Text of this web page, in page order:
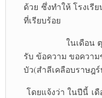
ด้วย ซึ่งทำให้ โรงเรี
ที่เรียบร้อย
ในเดือน ตุลาคม
รับ ข้อความ ขอความ
บัว(สำลีเคลือบราษฎ
โดยแจ้งว่า ในปีนี้ เ